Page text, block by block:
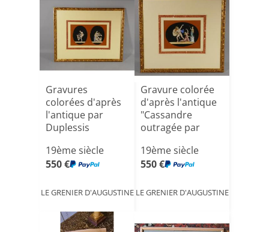
Gravures
colorées d'après
l'antique par
Duplessis
19ème siècle
550 €
LE GRENIER D'AUGUSTINE
Gravure colorée
d'après l'antique
"Cassandre
outragée par
19ème siècle
550 €
LE GRENIER D'AUGUSTINE